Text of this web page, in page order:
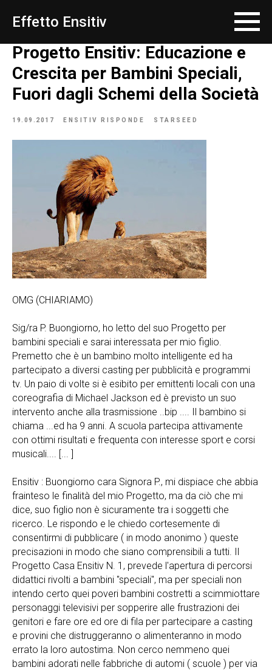
Effetto Ensitiv
Progetto Ensitiv: Educazione e
Crescita per Bambini Speciali,
Fuori dagli Schemi della Società
19.09.2017 ENSITIV RISPONDE STARSEED
OMG (CHIARIAMO)
Sig/ra P. Buongiorno, ho letto del suo Progetto per
bambini speciali e sarai interessata per mio figlio.
Premetto che è un bambino molto intelligente ed ha
partecipato a diversi casting per pubblicità e programmi
tv. Un paio di volte si è esibito per emittenti locali con una
coreografia di Michael Jackson ed è previsto un suo
intervento anche alla trasmissione ..bip .... Il bambino si
chiama ...ed ha 9 anni. A scuola partecipa attivamente
con ottimi risultati e frequenta con interesse sport e corsi
musicali.... [... ]
Ensitiv : Buongiorno cara Signora P., mi dispiace che abbia
frainteso le finalità del mio Progetto, ma da ciò che mi
dice, suo figlio non è sicuramente tra i soggetti che
ricerco. Le rispondo e le chiedo cortesemente di
consentirmi di pubblicare ( in modo anonimo ) queste
precisazioni in modo che siano comprensibili a tutti. Il
Progetto Casa Ensitiv N. 1, prevede l'apertura di percorsi
didattici rivolti a bambini "speciali", ma per speciali non
intendo certo quei poveri bambini costretti a scimmiottare
personaggi televisivi per sopperire alle frustrazioni dei
genitori e fare ore ed ore di fila per partecipare a casting
e provini che distruggeranno o alimenteranno in modo
errato la loro autostima. Non cerco nemmeno quei
bambini adorati nelle fabbriche di automi ( scuole ) per via